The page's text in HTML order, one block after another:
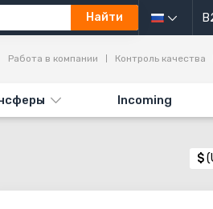
Найти
Incoming
Работа в компании Контроль качества
$